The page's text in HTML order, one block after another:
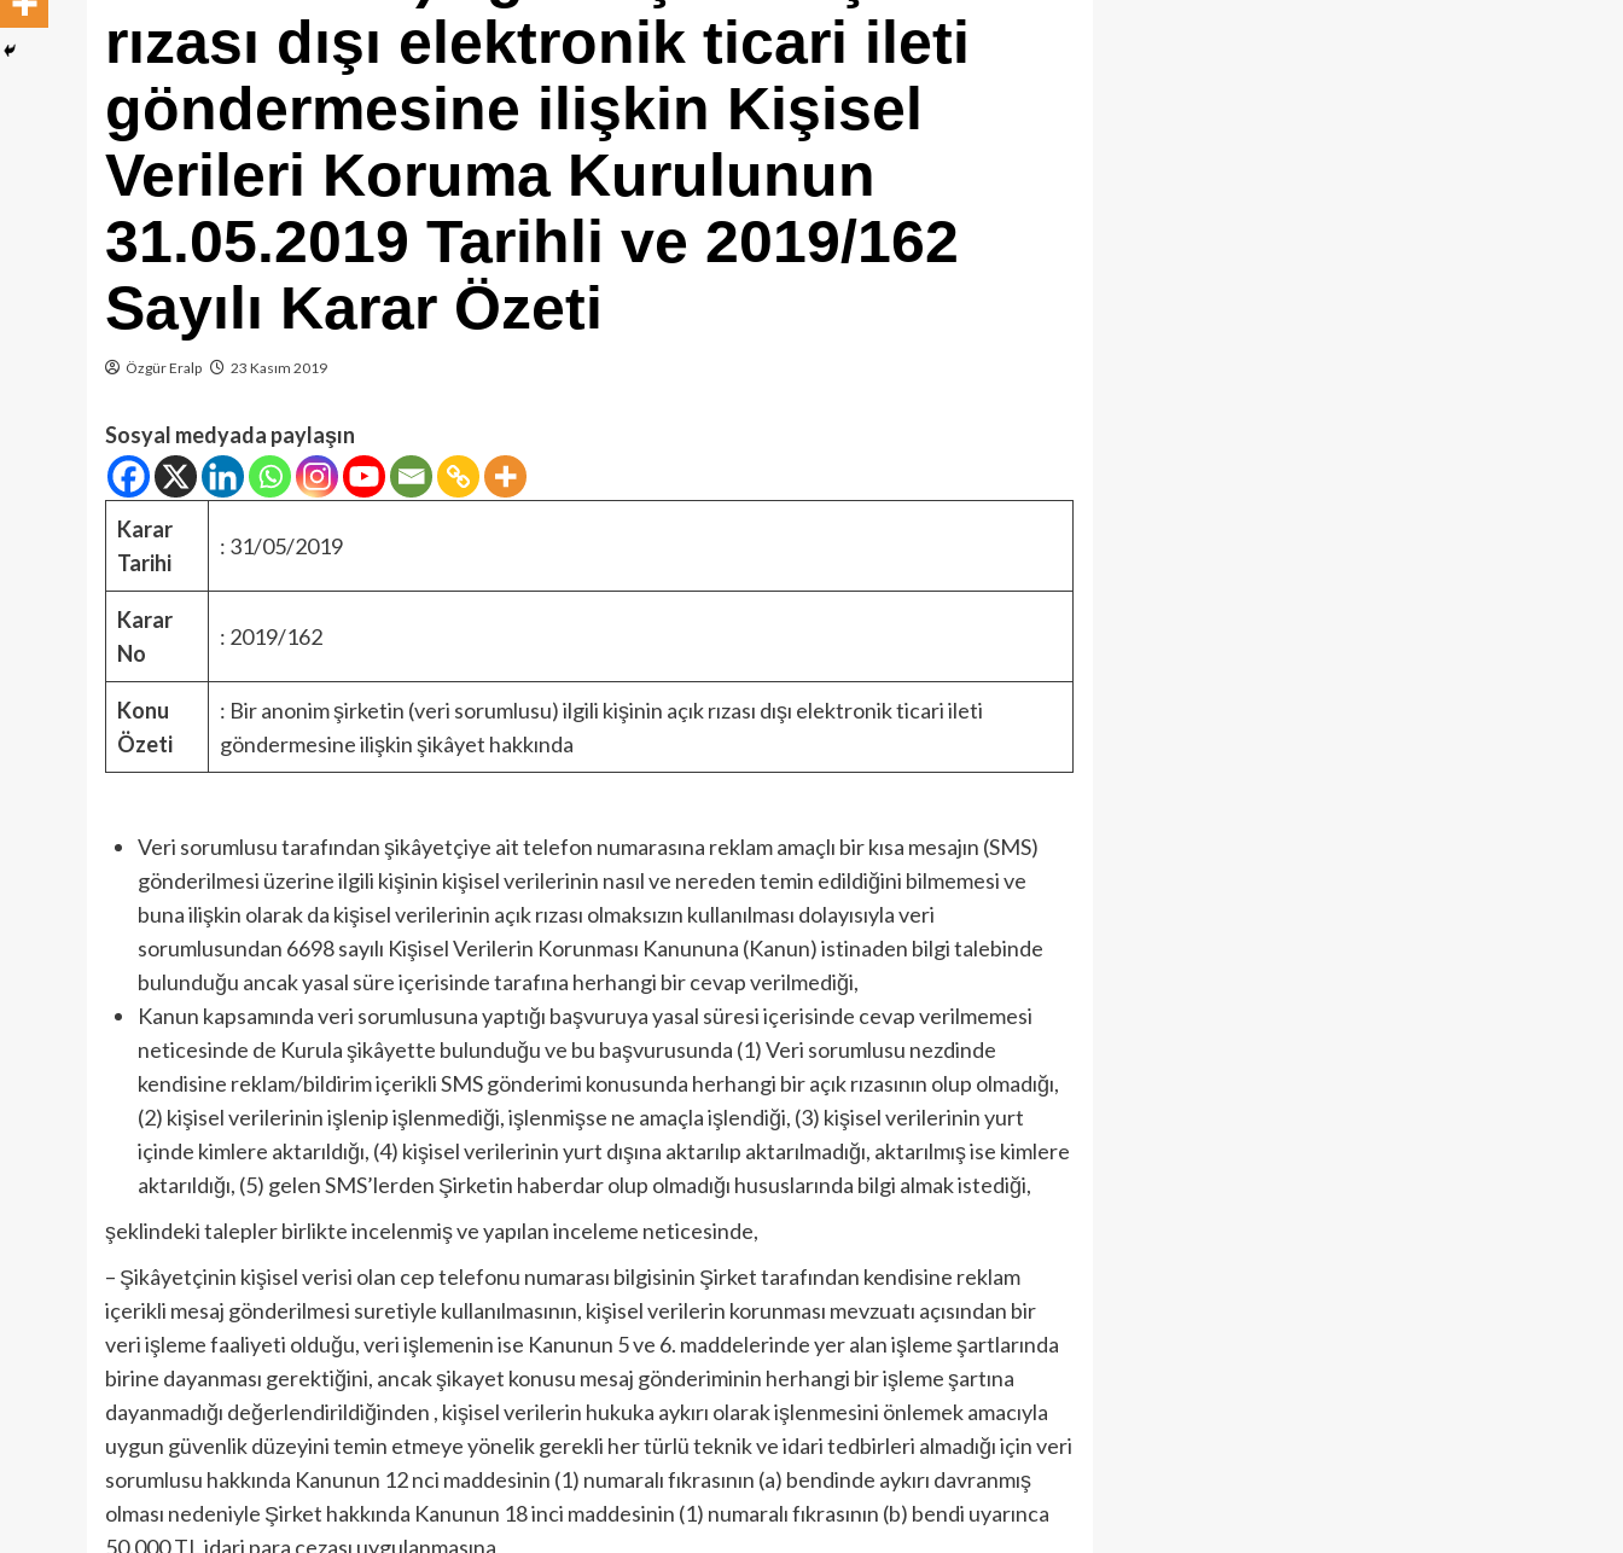
rızası dışı elektronik ticari ileti
göndermesine ilişkin Kişisel
Verileri Koruma Kurulunun
31.05.2019 Tarihli ve 2019/162
Sayılı Karar Özeti
Özgür Eralp 23 Kasım 2019
Sosyal medyada paylaşın
Karar
Tarihi
: 31/05/2019
Karar
No
: 2019/162
Konu
Özeti
: Bir anonim şirketin (veri sorumlusu) ilgili kişinin açık rızası dışı elektronik ticari ileti
göndermesine ilişkin şikâyet hakkında
Veri sorumlusu tarafından şikâyetçiye ait telefon numarasına reklam amaçlı bir kısa mesajın (SMS)
gönderilmesi üzerine ilgili kişinin kişisel verilerinin nasıl ve nereden temin edildiğini bilmemesi ve
buna ilişkin olarak da kişisel verilerinin açık rızası olmaksızın kullanılması dolayısıyla veri
sorumlusundan 6698 sayılı Kişisel Verilerin Korunması Kanununa (Kanun) istinaden bilgi talebinde
bulunduğu ancak yasal süre içerisinde tarafına herhangi bir cevap verilmediği,
Kanun kapsamında veri sorumlusuna yaptığı başvuruya yasal süresi içerisinde cevap verilmemesi
neticesinde de Kurula şikâyette bulunduğu ve bu başvurusunda (1) Veri sorumlusu nezdinde
kendisine reklam/bildirim içerikli SMS gönderimi konusunda herhangi bir açık rızasının olup olmadığı,
(2) kişisel verilerinin işlenip işlenmediği, işlenmişse ne amaçla işlendiği, (3) kişisel verilerinin yurt
içinde kimlere aktarıldığı, (4) kişisel verilerinin yurt dışına aktarılıp aktarılmadığı, aktarılmış ise kimlere
aktarıldığı, (5) gelen SMS’lerden Şirketin haberdar olup olmadığı hususlarında bilgi almak istediği,
şeklindeki talepler birlikte incelenmiş ve yapılan inceleme neticesinde,
– Şikâyetçinin kişisel verisi olan cep telefonu numarası bilgisinin Şirket tarafından kendisine reklam
içerikli mesaj gönderilmesi suretiyle kullanılmasının, kişisel verilerin korunması mevzuatı açısından bir
veri işleme faaliyeti olduğu, veri işlemenin ise Kanunun 5 ve 6. maddelerinde yer alan işleme şartlarında
birine dayanması gerektiğini, ancak şikayet konusu mesaj gönderiminin herhangi bir işleme şartına
dayanmadığı değerlendirildiğinden , kişisel verilerin hukuka aykırı olarak işlenmesini önlemek amacıyla
uygun güvenlik düzeyini temin etmeye yönelik gerekli her türlü teknik ve idari tedbirleri almadığı için veri
sorumlusu hakkında Kanunun 12 nci maddesinin (1) numaralı fıkrasının (a) bendinde aykırı davranmış
olması nedeniyle Şirket hakkında Kanunun 18 inci maddesinin (1) numaralı fıkrasının (b) bendi uyarınca
50.000 TL idari para cezası uygulanmasına